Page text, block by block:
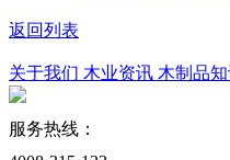
返回列表
关于我们 木业资讯 木制品
服务热线：